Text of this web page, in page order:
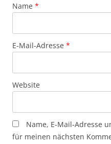
Name *
E-Mail-Adresse *
Website
Name, E-Mail-Adresse
für meinen nächsten